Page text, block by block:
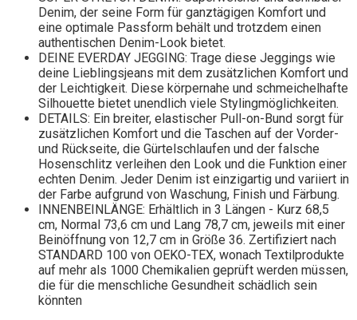
Denim, der seine Form für ganztägigen Komfort und
eine optimale Passform behält und trotzdem einen
authentischen Denim-Look bietet.
DEINE EVERDAY JEGGING: Trage diese Jeggings wie
deine Lieblingsjeans mit dem zusätzlichen Komfort und
der Leichtigkeit. Diese körpernahe und schmeichelhafte
Silhouette bietet unendlich viele Stylingmöglichkeiten.
DETAILS: Ein breiter, elastischer Pull-on-Bund sorgt für
zusätzlichen Komfort und die Taschen auf der Vorder-
und Rückseite, die Gürtelschlaufen und der falsche
Hosenschlitz verleihen den Look und die Funktion einer
echten Denim. Jeder Denim ist einzigartig und variiert in
der Farbe aufgrund von Waschung, Finish und Färbung.
INNENBEINLÄNGE: Erhältlich in 3 Längen - Kurz 68,5
cm, Normal 73,6 cm und Lang 78,7 cm, jeweils mit einer
Beinöffnung von 12,7 cm in Größe 36. Zertifiziert nach
STANDARD 100 von OEKO-TEX, wonach Textilprodukte
auf mehr als 1000 Chemikalien geprüft werden müssen,
die für die menschliche Gesundheit schädlich sein
könnten